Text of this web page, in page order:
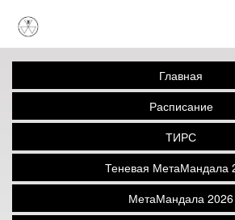
Главная
Расписание
ТИРС
Теневая МетаМандала
МетаМандала 2026